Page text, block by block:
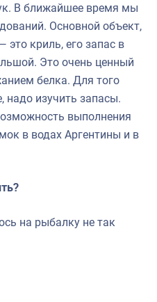
В ближайшее время мы
Основной объект,
криль, его запас в
Это очень ценный
белка. Для того
надо изучить запасы.
выполнения
в водах Аргентины и в
на рыбалку не так